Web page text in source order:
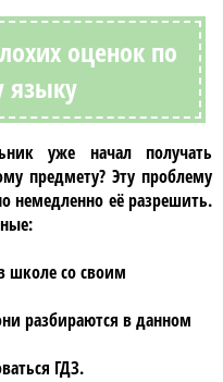
оценок по
языку
уже начал получать
предмету? Эту проблему
немедленно её разрешить.
школе со своим
разбираются в данном
ГДЗ.